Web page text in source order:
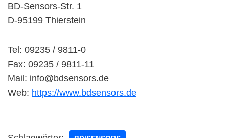
BD-Sensors-Str. 1
D-95199 Thierstein
Tel: 09235 / 9811-0
Fax: 09235 / 9811-11
Mail: info@bdsensors.de
Web: https://www.bdsensors.de